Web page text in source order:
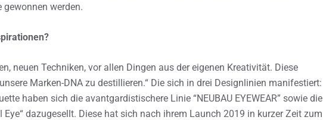
werden.
neuen Techniken, vor allen Dingen aus der eigenen Kreativität. Diese
Marken-DNA zu destillieren.“ Die sich in drei Designlinien manifestiert:
haben sich die avantgardistischere Linie “NEUBAU EYEWEAR” sowie die
Eye“ dazugesellt. Diese hat sich nach ihrem Launch 2019 in kurzer Zeit zum